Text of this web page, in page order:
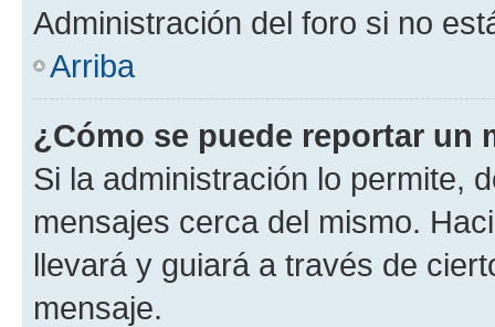
Administración del foro si no
Arriba
¿Cómo se puede reportar un
Si la administración lo permite,
mensajes cerca del mismo.
llevará y guiará a través de
mensaje.